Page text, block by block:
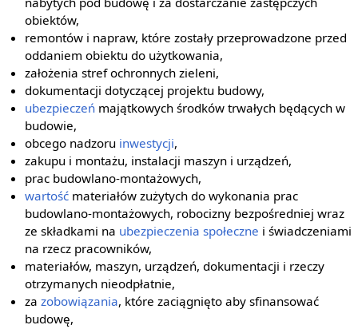
obiektów,
remontów i napraw, które zostały przeprowadzone przed
oddaniem obiektu do użytkowania,
założenia stref ochronnych zieleni,
dokumentacji dotyczącej projektu budowy,
ubezpieczeń majątkowych środków trwałych będących w
budowie,
obcego nadzoru inwestycji,
zakupu i montażu, instalacji maszyn i urządzeń,
prac budowlano-montażowych,
wartość materiałów zużytych do wykonania prac
budowlano-montażowych, robocizny bezpośredniej wraz
ze składkami na ubezpieczenia społeczne i świadczeniami
na rzecz pracowników,
materiałów, maszyn, urządzeń, dokumentacji i rzeczy
otrzymanych nieodpłatnie,
zazobowiązania, które zaciągnięto aby sfinansować
budowę,